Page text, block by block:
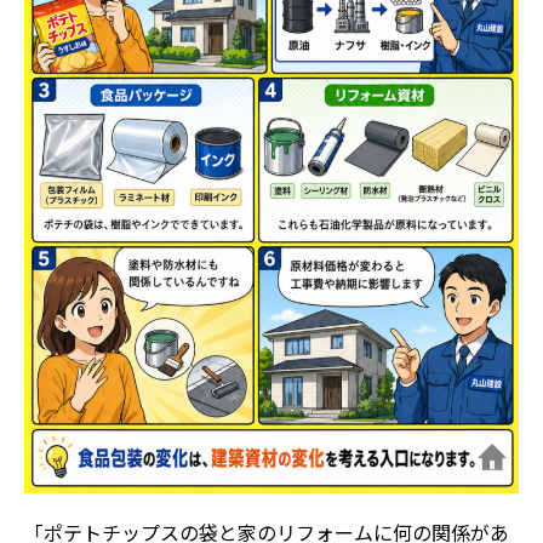
「ポテトチップスの袋と家のリフォームに何の関係があ